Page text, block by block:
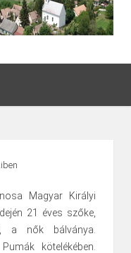
Magyar Királyi
21 éves szőke,
a nők bálványa.
kötelékében.